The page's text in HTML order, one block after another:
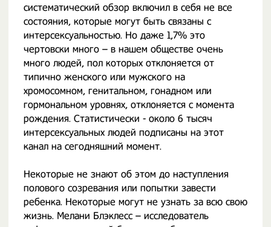
систематический обзор включил в себя не все
состояния, которые могут быть связаны с
интерсексуальностью. Но даже 1,7% это
чертовски много – в нашем обществе очень
много людей, пол которых отклоняется от
типично женского или мужского на
хромосомном, генитальном, гонадном или
гормональном уровнях, отклоняется с момента
рождения. Статистически - около 6 тысяч
интерсексуальных людей подписаны на этот
канал на сегодняшний момент.
Некоторые не знают об этом до наступления
полового созревания или попытки завести
ребенка. Некоторые могут не узнать за всю свою
жизнь. Мелани Блэклесс – исследователь